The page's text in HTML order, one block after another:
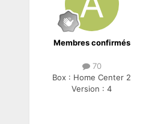
Membres confirmés
70
Box : Home Center 2
Version :4